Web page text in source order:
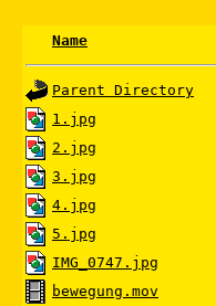
Name
Parent Directory
1.jpg
2.jpg
3.jpg
4.jpg
5.jpg
IMG_0747.jpg
bewegung.mov